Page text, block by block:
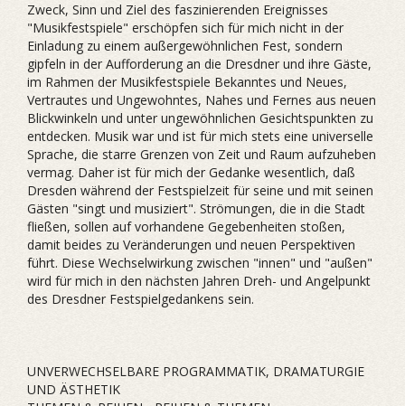
Zweck, Sinn und Ziel des faszinierenden Ereignisses
"Musikfestspiele" erschöpfen sich für mich nicht in der
Einladung zu einem außergewöhnlichen Fest, sondern
gipfeln in der Aufforderung an die Dresdner und ihre Gäste,
im Rahmen der Musikfestspiele Bekanntes und Neues,
Vertrautes und Ungewohntes, Nahes und Fernes aus neuen
Blickwinkeln und unter ungewöhnlichen Gesichtspunkten zu
entdecken. Musik war und ist für mich stets eine universelle
Sprache, die starre Grenzen von Zeit und Raum aufzuheben
vermag. Daher ist für mich der Gedanke wesentlich, daß
Dresden während der Festspielzeit für seine und mit seinen
Gästen "singt und musiziert". Strömungen, die in die Stadt
fließen, sollen auf vorhandene Gegebenheiten stoßen,
damit beides zu Veränderungen und neuen Perspektiven
führt. Diese Wechselwirkung zwischen "innen" und "außen"
wird für mich in den nächsten Jahren Dreh- und Angelpunkt
des Dresdner Festspielgedankens sein.
UNVERWECHSELBARE PROGRAMMATIK, DRAMATURGIE
UND ÄSTHETIK